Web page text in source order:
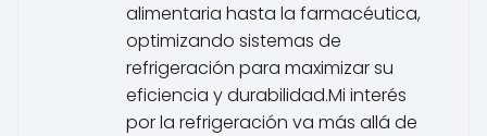
alimentaria hasta la farmacéutica,
optimizando sistemas de
refrigeración para maximizar su
eficiencia y durabilidad.Mi interés
por la refrigeración va más allá de